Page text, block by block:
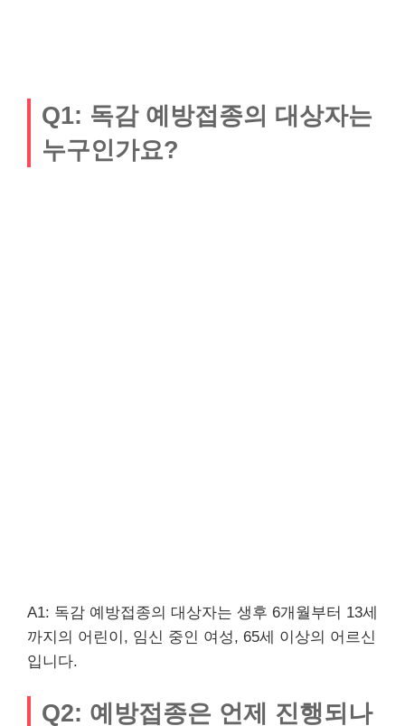
Q1: 독감 예방접종의 대상자는
누구인가요?
A1: 독감 예방접종의 대상자는 생후 6개월부터 13세
까지의 어린이, 임신 중인 여성, 65세 이상의 어르신
입니다.
Q2: 예방접종은 언제 진행되나